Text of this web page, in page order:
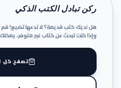
ركن تبادل الكتب الذكي
هل لديك كتب قديمة؟ لا تدعها تضيع! قم
وإذا كنت تبحث عن كتاب غير متوفر،
تصفح كل